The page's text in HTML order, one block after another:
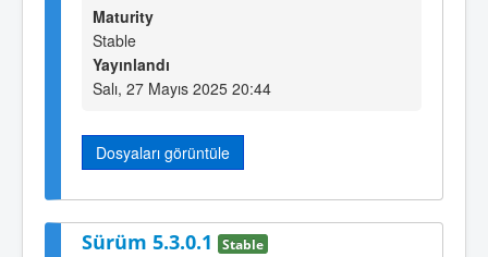
Maturity
Stable
Yayınlandı
Salı, 27 Mayıs 2025 20:44
Dosyaları görüntüle
Sürüm 5.3.0.1 Stable